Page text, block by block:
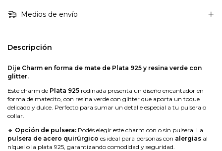
Medios de envío
Descripción
Dije Charm en forma de mate de Plata 925 y resina verde con
glitter.
Este charm de Plata 925 rodinada presenta un diseño encantador en
forma de matecito, con resina verde con glitter que aporta un toque
delicado y dulce. Perfecto para sumar un detalle especial a tu pulsera o
collar.
🔹 Opción de pulsera: Podés elegir este charm con o sin pulsera. La
pulsera de acero quirúrgico es ideal para personas con alergias al
níquel o la plata 925, garantizando comodidad y seguridad.